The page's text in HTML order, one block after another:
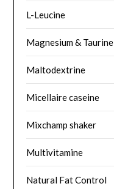
L-Leucine
Magnesium & Taurine
Maltodextrine
Micellaire caseine
Mixchamp shaker
Multivitamine
Natural Fat Control